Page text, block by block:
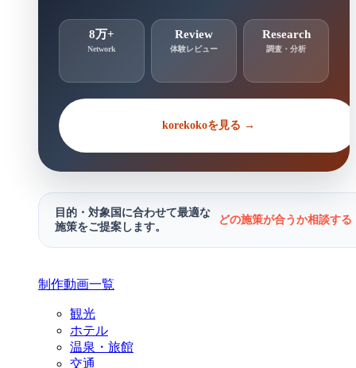
8万+
Network
Review
体験レビュー
Research
調査・分析
korekokoを見る →
目的・対象国に合わせて最適な
施策をご提案します。
どの施策が合うか相談す
制作動画一覧
観光
ホテル
温泉・旅館
交通